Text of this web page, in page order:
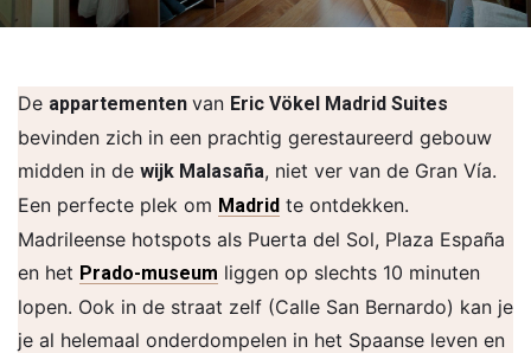
De appartementen van Eric Vökel Madrid Suites
bevinden zich in een prachtig gerestaureerd gebouw
midden in de wijk Malasaña, niet ver van de Gran Vía.
Een perfecte plek om Madrid te ontdekken.
Madrileense hotspots als Puerta del Sol, Plaza España
en het Prado-museum liggen op slechts 10 minuten
lopen. Ook in de straat zelf (Calle San Bernardo) kan je
je al helemaal onderdompelen in het Spaanse leven en